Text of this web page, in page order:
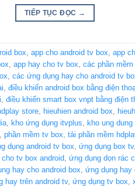
TIẾP TỤC ĐỌC →
box, app cho android tv box, app
, app hay cho tv box, các phần
, các ứng dụng hay cho android tv
, điều khiển android box bằng điện
, điều khiển smart box vnpt bằng điện
store, hieuhien android box,
, kho ứng dụng itvplus, kho ung
, phần mềm tv box, tải phần mềm
dụng android tv box, ứng dụng box tv,
cho tv box android, ứng dụng dọn rác
hay cho android box, ứng dụng hay
hay trên android tv, ứng dụng tv box,